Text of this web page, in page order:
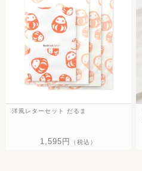
洋風レターセット だるま
1,595円 （税込）